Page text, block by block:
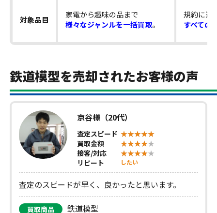
対象品目
家電から趣味の品まで
様々なジャンルを一括買取。
規約に違
すべての
鉄道模型を売却されたお客様の声
京谷様（20代）
査定スピード
買取金額
接客/対応
リピート
したい
査定のスピードが早く、良かったと思います。
買取商品 鉄道模型